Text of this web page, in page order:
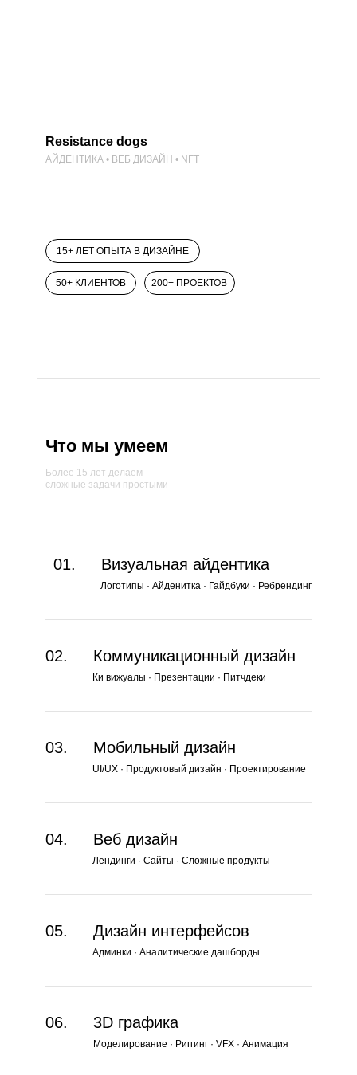
Resistance dogs
АЙДЕНТИКА • ВЕБ ДИЗАЙН • NFT
15+ ЛЕТ ОПЫТА В ДИЗАЙНЕ
50+ КЛИЕНТОВ 200+ ПРОЕКТОВ
Что мы умеем
Более 15 лет делаем
сложные задачи простыми
01.
04.
Логотипы · Айденитка · Гайдбуки · Ребрендинг
Лендинги · Сайты · Сложные продукты
Визуальная айдентика
Веб дизайн
02.
03.
Ки вижуалы · Презентации · Питчдеки
UI/UX · Продуктовый дизайн · Проектирование
Коммуникационный дизайн
Мобильный дизайн
05.
Админки · Аналитические дашборды
Дизайн интерфейсов
06.
Моделирование · Риггинг · VFX · Анимация
3D графика